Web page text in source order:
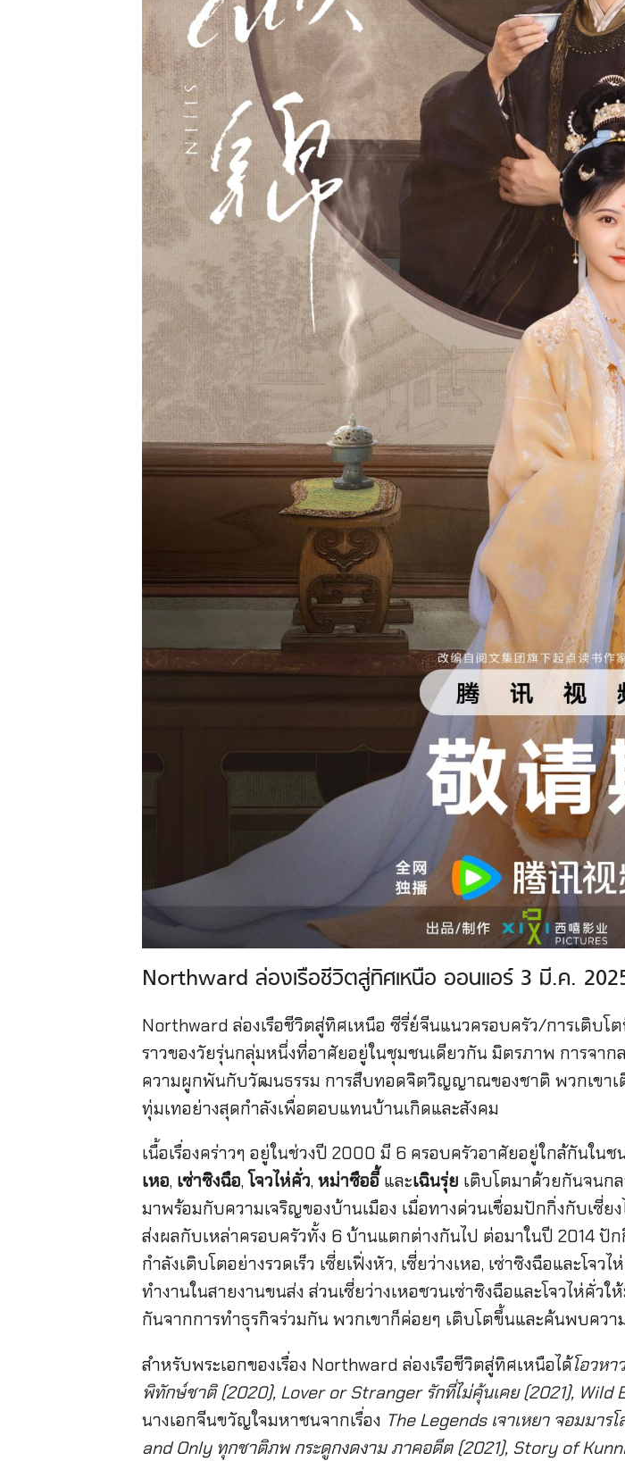
Northward ล่องเรือชีวิตสู่ทิศเหนือ ออนแอร์ 3 มี.ค.
Northward ล่องเรือชีวิตสู่ทิศเหนือ ซีรี่ย์จีนแนวครอบครัว/การเติบ
ราวของวัยรุ่นกลุ่มหนึ่งที่อาศัยอยู่ในชุมชนเดียวกัน มิตรภาพ การจา
ความผูกพันกับวัฒนธรรม การสืบทอดจิตวิญญาณของชาติ พวกเขา
ทุ่มเทอย่างสุดกำลังเพื่อตอบแทนบ้านเกิดและสังคม
เนื้อเรื่องคร่าวๆ อยู่ในช่วงปี 2000 มี 6 ครอบครัวอาศัยอยู่ใกล้กันใน
เหอ, เซ่าซิงฉือ, โจวไห่คั่ว, หม่าซืออี้และเฉินรุ่ย เติบโตมาด้วยกันจนก
มาพร้อมกับความเจริญของบ้านเมือง เมื่อทางด่วนเชื่อมปักกิ่งกับเซี่ย
ส่งผลกับเหล่าครอบครัวทั้ง 6 บ้านแตกต่างกันไป ต่อมาในปี 2014 ปั
กำลังเติบโตอย่างรวดเร็ว เซี่ยเฟิ่งหัว, เซี่ยว่างเหอ, เซ่าซิงฉือและโจ
ทำงานในสายงานขนส่ง ส่วนเซี่ยว่างเหอชวนเซ่าซิงฉือและโจวไห่คั่
กันจากการทำธุรกิจร่วมกัน พวกเขาก็ค่อยๆ เติบโตขึ้นและค้นพบคว
สำหรับพระเอกของเรื่อง Northward ล่องเรือชีวิตสู่ทิศเหนือได้โอวหา
พิทักษ์ชาติ (2020), Lover or Stranger รักที่ไม่คุ้นเคย (2021), Wild
นางเอกจีนขวัญใจมหาชนจากเรื่อง The Legends เจาเหยา จอมมาร
and Only ทุกชาติภพ กระดูกงดงาม ภาคอดีต (2021), Story of